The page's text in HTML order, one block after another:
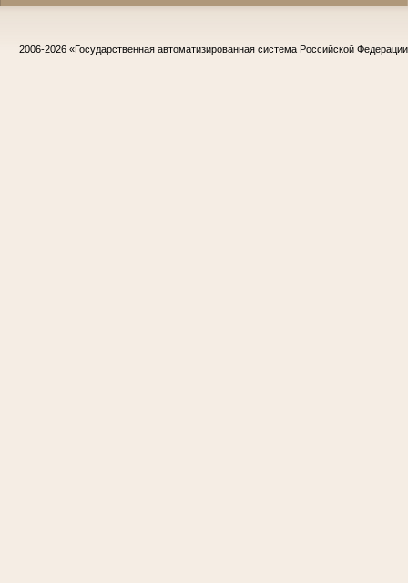
2006-2026 «Государственная автоматизированная система Российской